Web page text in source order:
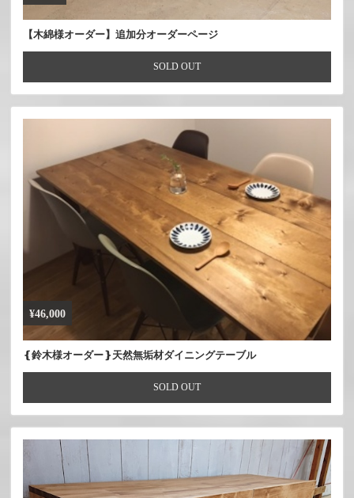
【木綿様オーダー】追加分オーダーページ
SOLD OUT
¥46,000
❴鈴木様オーダー❵天然無垢材ダイニングテーブル
SOLD OUT